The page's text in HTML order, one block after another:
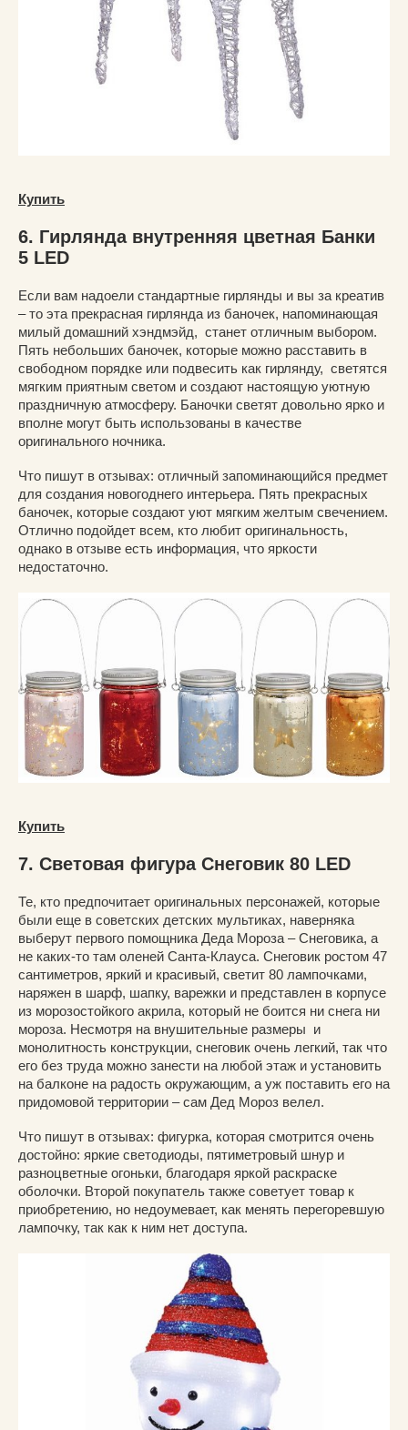
Купить
6. Гирлянда внутренняя цветная Банки
5 LED
Если вам надоели стандартные гирлянды и вы за креатив
– то эта прекрасная гирлянда из баночек, напоминающая
милый домашний хэндмэйд, станет отличным выбором.
Пять небольших баночек, которые можно расставить в
свободном порядке или подвесить как гирлянду, светятся
мягким приятным светом и создают настоящую уютную
праздничную атмосферу. Баночки светят довольно ярко и
вполне могут быть использованы в качестве
оригинального ночника.
Что пишут в отзывах: отличный запоминающийся предмет
для создания новогоднего интерьера. Пять прекрасных
баночек, которые создают уют мягким желтым свечением.
Отлично подойдет всем, кто любит оригинальность,
однако в отзыве есть информация, что яркости
недостаточно.
Купить
7. Световая фигура Снеговик 80 LED
Те, кто предпочитает оригинальных персонажей, которые
были еще в советских детских мультиках, наверняка
выберут первого помощника Деда Мороза – Снеговика, а
не каких-то там оленей Санта-Клауса. Снеговик ростом 47
сантиметров, яркий и красивый, светит 80 лампочками,
наряжен в шарф, шапку, варежки и представлен в корпусе
из морозостойкого акрила, который не боится ни снега ни
мороза. Несмотря на внушительные размеры и
монолитность конструкции, снеговик очень легкий, так что
его без труда можно занести на любой этаж и установить
на балконе на радость окружающим, а уж поставить его на
придомовой территории – сам Дед Мороз велел.
Что пишут в отзывах: фигурка, которая смотрится очень
достойно: яркие светодиоды, пятиметровый шнур и
разноцветные огоньки, благодаря яркой раскраске
оболочки. Второй покупатель также советует товар к
приобретению, но недоумевает, как менять перегоревшую
лампочку, так как к ним нет доступа.